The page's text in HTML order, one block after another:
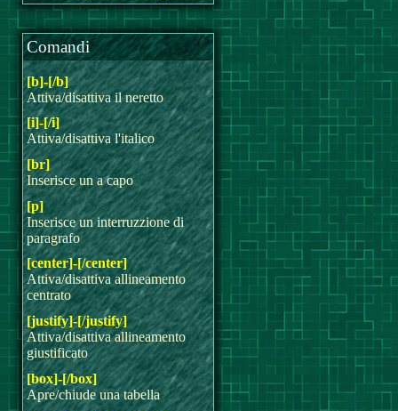
Comandi
[b]-[/b]
Attiva/disattiva il neretto
[i]-[/i]
Attiva/disattiva l'italico
[br]
Inserisce un a capo
[p]
Inserisce un interruzzione di
paragrafo
[center]-[/center]
Attiva/disattiva allineamento
centrato
[justify]-[/justify]
Attiva/disattiva allineamento
giustificato
[box]-[/box]
Apre/chiude una tabella